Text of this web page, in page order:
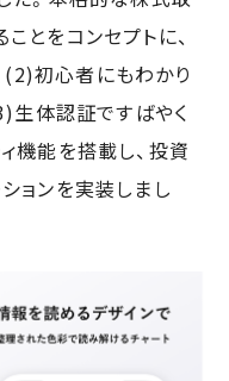
とをコンセプトに、
(2)初心者にもわかり
生体認証ですばやく
機能を搭載し、投資
ョンを実装しまし